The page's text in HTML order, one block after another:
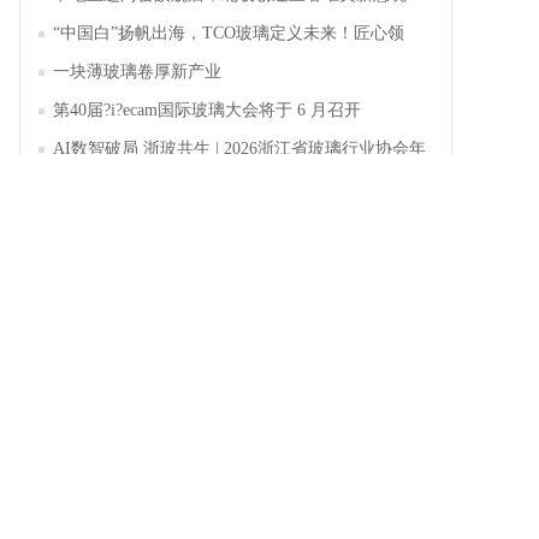
“中国白”扬帆出海，TCO玻璃定义未来！匠心领
航，淄博新材料产业聚势成峰
一块薄玻璃卷厚新产业
第40届?i?ecam国际玻璃大会将于 6 月召开
AI数智破局 浙玻共生 | 2026浙江省玻璃行业协会年